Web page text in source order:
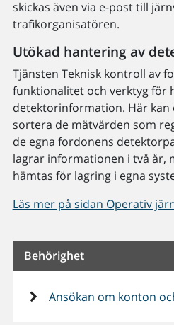
skickas även via e-post till
trafikorganisatören.
Utökad hantering av
Tjänsten Teknisk kontroll av
funktionalitet och verktyg för
detektorinformation. Här kan
sortera de mätvärden som
de egna fordonens
lagrar informationen i två år,
hämtas för lagring i egna
Läs mer på sidan Operativ
Behörighet
Ansökan om konton